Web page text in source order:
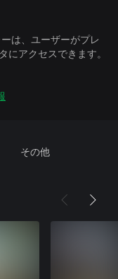
は、ユーザーがプレ
にアクセスできます。
その他